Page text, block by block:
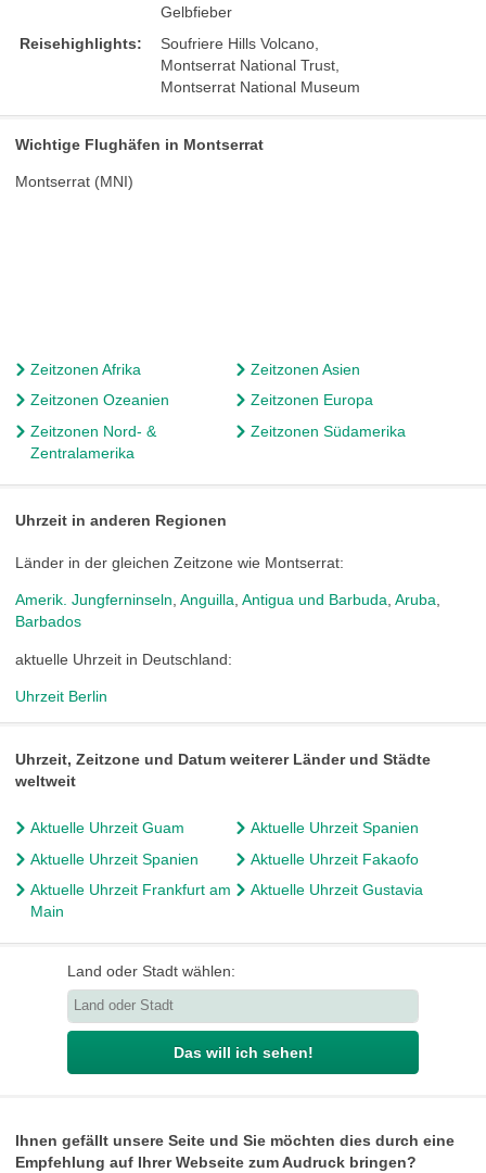
Gelbfieber
Reisehighlights:
Soufriere Hills Volcano,
Montserrat National Trust,
Montserrat National Museum
Wichtige Flughäfen in Montserrat
Montserrat (MNI)
Zeitzonen Afrika
Zeitzonen Asien
Zeitzonen Ozeanien
Zeitzonen Europa
Zeitzonen Nord- &
Zentralamerika
Zeitzonen Südamerika
Uhrzeit in anderen Regionen
Länder in der gleichen Zeitzone wie Montserrat:
Amerik. Jungferninseln,Anguilla,Antigua und Barbuda,Aruba,
Barbados
aktuelle Uhrzeit in Deutschland:
Uhrzeit Berlin
Uhrzeit, Zeitzone und Datum weiterer Länder und Städte
weltweit
Aktuelle Uhrzeit Guam
Aktuelle Uhrzeit Spanien
Aktuelle Uhrzeit Spanien
Aktuelle Uhrzeit Fakaofo
Aktuelle Uhrzeit Frankfurt am
Main
Aktuelle Uhrzeit Gustavia
Land oder Stadt wählen:
Das will ich sehen!
Ihnen gefällt unsere Seite und Sie möchten dies durch eine
Empfehlung auf Ihrer Webseite zum Audruck bringen?